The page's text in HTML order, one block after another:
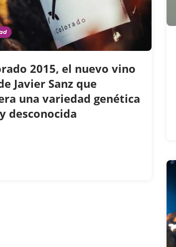
2015, el nuevo vino
Javier Sanz que
una variedad genética
desconocida